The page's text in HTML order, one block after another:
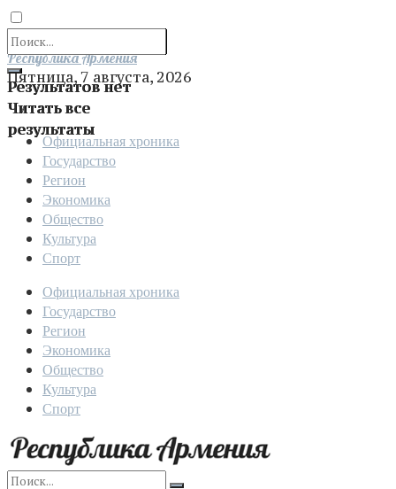
Результатов нет
Читать все
результаты
Отправить
Республика Армения
Пятница, 7 августа, 2026
Официальная хроника
Государство
Регион
Экономика
Общество
Культура
Спорт
Официальная хроника
Государство
Регион
Экономика
Общество
Культура
Спорт